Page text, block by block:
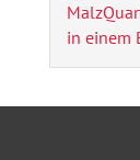
in einem